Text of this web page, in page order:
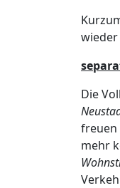
wieder
Die
freuen
mehr